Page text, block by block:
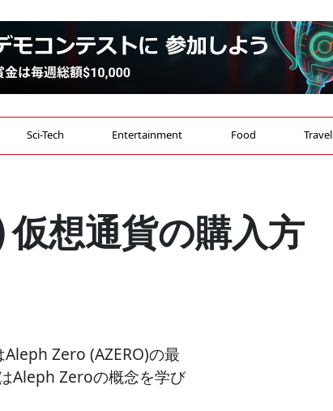
Sci-Tech Entertainment Food Travel
仮想通貨の購入方
Aleph Zero (AZERO)の最
Aleph Zeroの概念を学び